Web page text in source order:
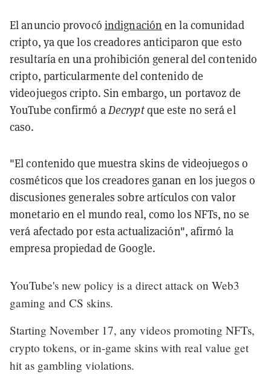
El anuncio provocó indignación en la comunidad
cripto, ya que los creadores anticiparon que esto
resultaría en una prohibición general del contenido
cripto, particularmente del contenido de
videojuegos cripto. Sin embargo, un portavoz de
YouTube confirmó aDecryptque este no será el
caso.
"El contenido que muestra skins de videojuegos o
cosméticos que los creadores ganan en los juegos o
discusiones generales sobre artículos con valor
monetario en el mundo real, como los NFTs, no se
verá afectado por esta actualización", afirmó la
empresa propiedad de Google.
YouTube's new policy is a direct attack on Web3
gaming and CS skins.
Starting November 17, any videos promoting NFTs,
crypto tokens, or in-game skins with real value get
hit as gambling violations.